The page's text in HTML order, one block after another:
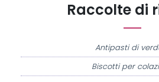
Raccolte di
Antipasti di
Biscotti per